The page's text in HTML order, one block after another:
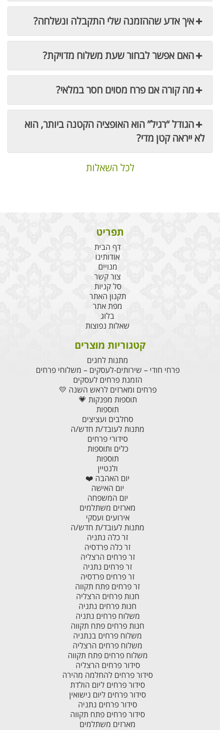
איך אדע שההזמנה שלי התקבלה ונשלחה?
האם אפשר לבחור שעת משלוח מדויקת?
מה קורה אם פרח מסוים חסר במלאי?
הגודל “רגיל” הוא האופציה הקטנה ביותר, הוא
לא ייראה קטן מדי?
לכל השאלות
תפריט
דף הבית
אודותינו
מנויים
צור קשר
סל קניות
תקנון האתר
מפת אתר
בלוג
שאלות נפוצות
קטגוריות מוצרים
מתנות לחגים
פרחי חודי – שירותים-לעסקים – משלוחי פרחים
הזמנת פרחים לעסקים
פרחים ומארזים לראש השנה 💛
תוספות מפנקות 💗
תוספות
סחלבים ועציצים
מתנות לעובד/ת חדש/ה
סידורי פרחים
כלים ותוספות
תוספות
ולנטיין
יום האהבה ❤️
יום האישה
יום המשפחה
מארזים משתלמים
אירועים ועסקי
מתנות לעובד/ת חדש/ה
זר כלה נתניה
זר כלה פרדסיה
זר פרחים הרצליה
זר פרחים נתניה
זר פרחים פרדסיה
זר פרחים פתח תקווה
חנות פרחים הרצליה
חנות פרחים נתניה
משלוח פרחים נתניה
חנות פרחים פתח תקווה
משלוח פרחים בנתניה
משלוח פרחים הרצליה
משלוח פרחים פתח תקווה
סידור פרחים הרצליה
סידור פרחים להחלמה מהירה
סידור פרחים ליום הולדת
סידור פרחים ליום נישואין
סידור פרחים נתניה
סידור פרחים פתח תקווה
מארזים משתלמים